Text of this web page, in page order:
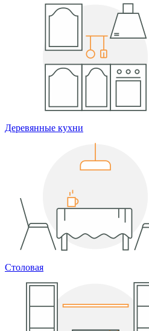
Деревянные кухни
Столовая